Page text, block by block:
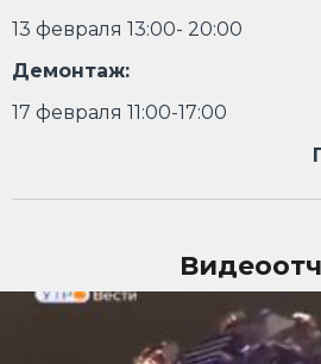
13 февраля 13:00- 20:00
Демонтаж:
17 февраля 11:00-17:00